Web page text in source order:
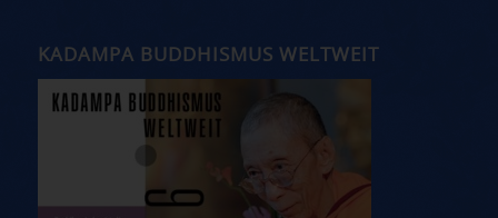
KADAMPA BUDDHISMUS WELTWEIT